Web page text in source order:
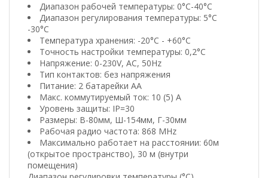
Диапазон рабочей температуры: 0°C-40°C
Диапазон регулирования температуры: 5°C
-30°C
Температура хранения: -20°C - +60°C
Точность настройки температуры: 0,2°C
Напряжение: 0-230V, AC, 50Hz
Тип контактов: без напряжения
Питание: 2 батарейки АА
Макс. коммутируемый ток: 10 (5) A
Уровень защиты: IP=30
Размеры: В-80мм, Ш-154мм, Г-30мм
Рабочая радио частота: 868 MHz
Максимально работает на расстоянии: 60м
(открытое пространство), 30 м (внутри
помещения)